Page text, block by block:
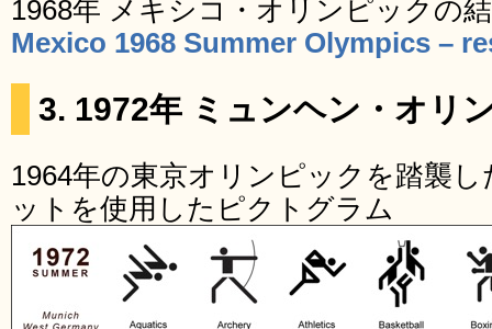
1968年 メキシコ・オリンピックの
Mexico 1968 Summer Olympics –
3. 1972年 ミュンヘン・オリ
1964年の東京オリンピックを踏襲
ットを使用したピクトグラム